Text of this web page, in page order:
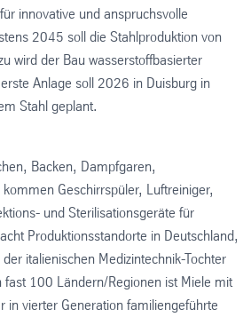
innovative und anspruchsvolle
2045 soll die Stahlproduktion von
wird der Bau wasserstoffbasierter
Anlage soll 2026 in Duisburg in
Stahl geplant.
Backen, Dampfgaren,
Geschirrspüler, Luftreiniger,
und Sterilisationsgeräte für
Produktionsstandorte in Deutschland,
italienischen Medizintechnik-Tochter
100 Ländern/Regionen ist Miele mit
in vierter Generation familiengeführte